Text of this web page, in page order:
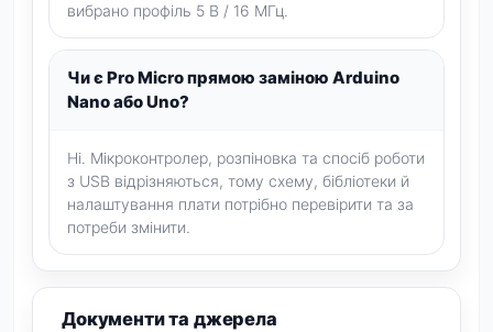
вибрано профіль 5 В / 16 МГц.
Чи є Pro Micro прямою заміною Arduino
Nano або Uno?
Ні. Мікроконтролер, розпіновка та спосіб роботи
з USB відрізняються, тому схему, бібліотеки й
налаштування плати потрібно перевірити та за
потреби змінити.
Документи та джерела